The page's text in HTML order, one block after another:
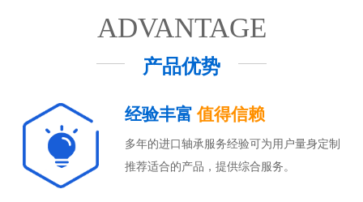
ADVANTAGE
产品优势
经验丰富值得信赖
多年的进口轴承服务经验可为用户量身定制
推荐适合的产品，提供综合服务。